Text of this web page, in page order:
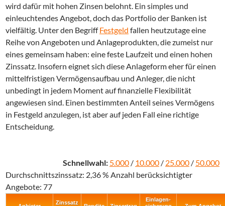
wird dafür mit hohen Zinsen belohnt. Ein simples und
einleuchtendes Angebot, doch das Portfolio der Banken ist
vielfältig. Unter den BegriffFestgeld fallen heutzutage eine
Reihe von Angeboten und Anlageprodukten, die zumeist nur
eines gemeinsam haben: eine feste Laufzeit und einen hohen
Zinssatz. Insofern eignet sich diese Anlageform eher für einen
mittelfristigen Vermögensaufbau und Anleger, die nicht
unbedingt in jedem Moment auf finanzielle Flexibilität
angewiesen sind. Einen bestimmten Anteil seines Vermögens
in Festgeld anzulegen, ist aber auf jeden Fall eine richtige
Entscheidung.
Schnellwahl: 5.000 / 10.000 / 25.000 / 50.000
Durchschnittszinssatz: 2,36 % Anzahl berücksichtigter
Angebote: 77
Zinssatz
Einlagen­